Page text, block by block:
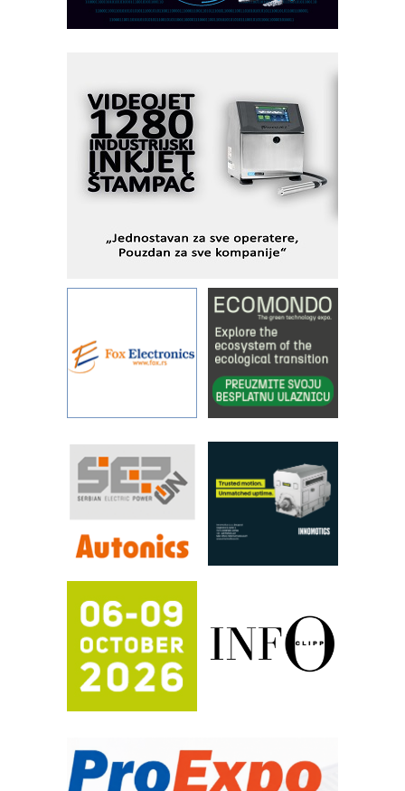
AUKOM: Svetski standard metrologije
dostupan u Srbiji
I.SAFE MOBILE revolucioniše
industrijsku automatizaciju
pionirskimmobile operator PANEL-OM
Fleksibilno stezanje i brzo
podešavanje u proizvodnji prototipova
KIP KOP – napredna rešenja za
objekte
Alba d.o.o. – 35 godina preciznosti u
IBeRTIM - oprema za ispitivanje
kontrole kvaliteta
STAUFF – Komponente koje
povećavaju pouzdanost hidrauličkih
pouzdanost u transferu fluida
Filtration Group Industrial – Napredna
rešenja za filtraciju u hidrauličkim i
procesnim sistemima
RILINEX kompanije Rittal
FANUC: Najbolje za vašu pametnu
Efikasno upravljanje energijom
Automatizacija pakovanja · Display
(Shelf-Ready) omotnice
Potpuna efikasnost bez složenih
sistema
Trajna oznaka kao dugoročna korist
IB BLUMENAUER - više od 40 godina
poverenja u industriji